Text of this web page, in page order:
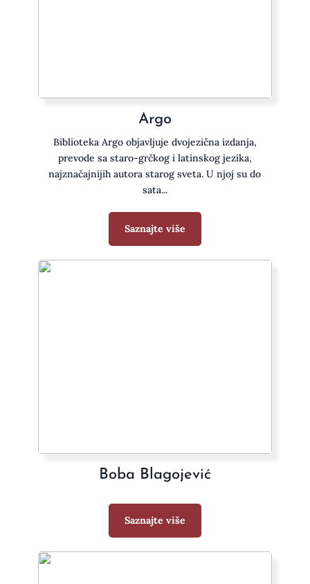
Argo
Biblioteka Argo objavljuje dvojezična izdanja,
prevode sa staro-grčkog i latinskog jezika,
najznačajnijih autora starog sveta. U njoj su do
sata...
Saznajte više
Boba Blagojević
Saznajte više